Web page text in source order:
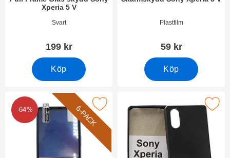
Xperia 5 V
Art. nr 49326Svart
199 kr
Köp
Art. nr 49323Plastfilm
59 kr
Köp
6-PACK
-64%
6-Pack Skärmskydd Sony Xperia 5 V som favorit
Makera tPU Skal Sony